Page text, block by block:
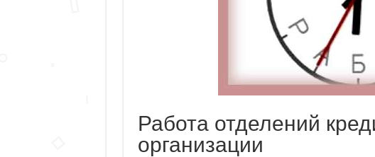
Работа отделений
организации